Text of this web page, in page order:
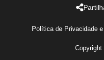
Política de Privacidade
Copyright